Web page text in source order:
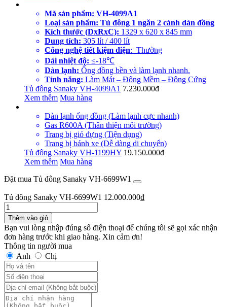
Mã sản phẩm: VH-4099A1
Loại sản phẩm: Tủ đông 1 ngăn 2 cánh dàn đồng
Kích thước (DxRxC): 1329 x 620 x 845 mm
Dung tích: 305 lít / 400 lít
Công nghệ tiết kiệm điện: Thường
Dải nhiệt độ: ≤-18℃
Dàn lạnh: Ống đồng bền và làm lạnh nhanh.
Tính năng: Làm Mát – Đông Mềm – Đông Cứng
Tủ đông Sanaky VH-4099A1 7.230.000đ
Xem thêm Mua hàng
Dàn lạnh ống đồng (Làm lạnh cực nhanh)
Gas R600A (Thân thiện môi trường)
Trang bị giỏ đựng (Tiện dụng)
Trang bị bánh xe (Dễ dàng di chuyển)
Tủ đông Sanaky VH-1199HY 19.150.000đ
Xem thêm Mua hàng
Đặt mua Tủ đông Sanaky VH-6699W1
Tủ đông Sanaky VH-6699W1 12.000.000₫
Thêm vào giỏ
Bạn vui lòng nhập đúng số điện thoại để chúng tôi sẽ gọi xác nhận
đơn hàng trước khi giao hàng. Xin cảm ơn!
Thông tin người mua
Anh
Chị